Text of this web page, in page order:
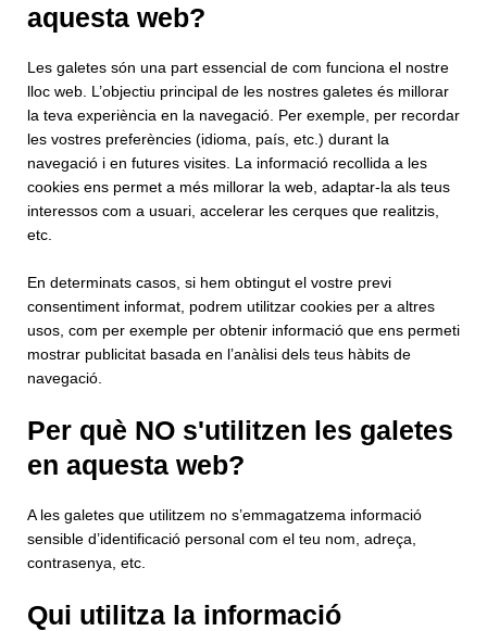
aquesta web?
Les galetes són una part essencial de com funciona el nostre
lloc web. L’objectiu principal de les nostres galetes és millorar
la teva experiència en la navegació. Per exemple, per recordar
les vostres preferències (idioma, país, etc.) durant la
navegació i en futures visites. La informació recollida a les
cookies ens permet a més millorar la web, adaptar-la als teus
interessos com a usuari, accelerar les cerques que realitzis,
etc.
En determinats casos, si hem obtingut el vostre previ
consentiment informat, podrem utilitzar cookies per a altres
usos, com per exemple per obtenir informació que ens permeti
mostrar publicitat basada en l’anàlisi dels teus hàbits de
navegació.
Per què NO s'utilitzen les galetes
en aquesta web?
A les galetes que utilitzem no s’emmagatzema informació
sensible d’identificació personal com el teu nom, adreça,
contrasenya, etc.
Qui utilitza la informació